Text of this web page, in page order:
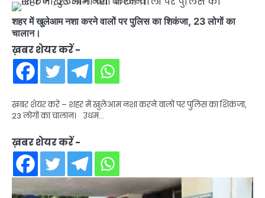
शहर में खुलेआम नशा करने वालों पर पुलिस का शिकंजा, 23 लोगों का
चालान।
ख़बर शेयर करें -
ख़बर शेयर करें – शहर में खुलेआम नशा करने वालों पर पुलिस का शिकंजा,
23 लोगों का चालान। उधम…
ख़बर शेयर करें -